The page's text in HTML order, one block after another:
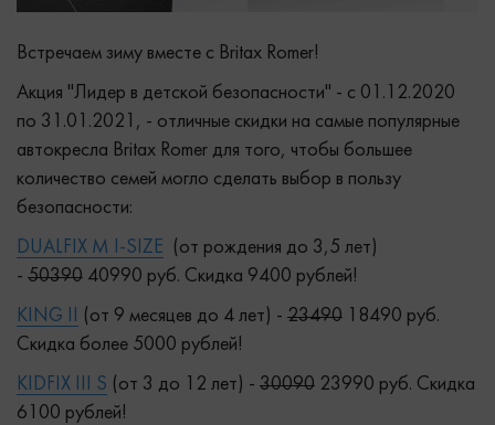
Встречаем зиму вместе с Britax Romer!
Акция "Лидер в детской безопасности" - с 01.12.2020
по 31.01.2021, - отличные скидки на самые популярные
автокресла Britax Romer для того, чтобы большее
количество семей могло сделать выбор в пользу
безопасности:
DUALFIX M I-SIZE (от рождения до 3,5 лет)
- 50390 40990 руб. Скидка 9400 рублей!
KING II (от 9 месяцев до 4 лет) - 23490 18490 руб.
Скидка более 5000 рублей!
KIDFIX III S (от 3 до 12 лет) - 30090 23990 руб. Скидка
6100 рублей!